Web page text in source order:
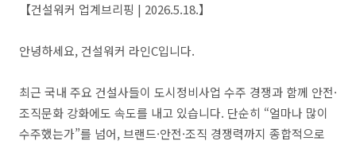
【건설워커 업계브리핑 | 2026.5.18.】
안녕하세요, 건설워커 라인C입니다.
최근 국내 주요 건설사들이 도시정비사업 수주 경쟁과 함께 안전·
조직문화 강화에도 속도를 내고 있습니다. 단순히 “얼마나 많이
수주했는가”를 넘어, 브랜드·안전·조직 경쟁력까지 종합적으로